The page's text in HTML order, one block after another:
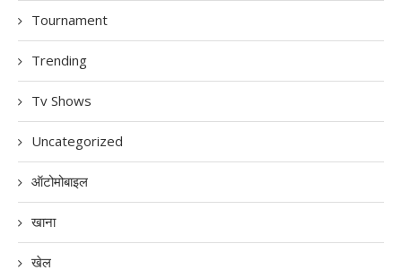
Tournament
Trending
Tv Shows
Uncategorized
ऑटोमोबाइल
खाना
खेल